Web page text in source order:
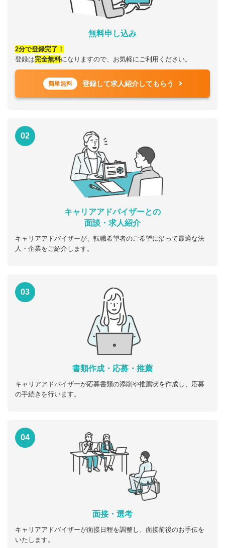
無料申し込み
2分で登録完了！
登録は完全無料になりますので、お気軽にご利用ください。
簡単無料 登録して求人紹介してもらう
02
キャリアアドバイザーとの
面談・求人紹介
キャリアアドバイザーが、転職希望者のご希望に沿って最適な法
人・企業をご紹介します。
03
書類作成・応募・推薦
キャリアアドバイザーが応募書類の添削や推薦状を作成し、応募
の手続きを行います。
04
面接・選考
キャリアアドバイザーが面接日程を調整し、面接前後のお手伝を
いたします。